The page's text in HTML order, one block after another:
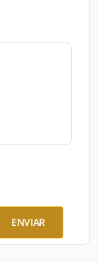
ENVIAR